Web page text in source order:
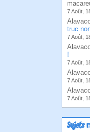
7 Août,
truc
7 Août,
!
7 Août,
7 Août,
7 Août,
Sujets